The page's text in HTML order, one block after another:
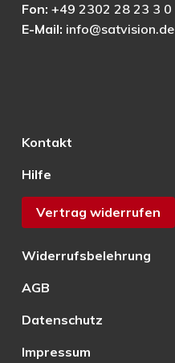
Fon: +49 2302 28 23 3 0
E-Mail: info@satvision.de
Kontakt
Hilfe
Vertrag widerrufen
Widerrufsbelehrung
AGB
Datenschutz
Impressum